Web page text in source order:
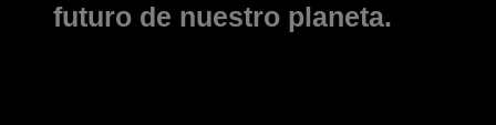
futuro de nuestro planeta.